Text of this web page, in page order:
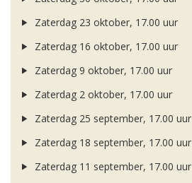
Zaterdag 23 oktober, 17.00 uur
Zaterdag 16 oktober, 17.00 uur
Zaterdag 9 oktober, 17.00 uur
Zaterdag 2 oktober, 17.00 uur
Zaterdag 25 september, 17.00 uur
Zaterdag 18 september, 17.00 uur
Zaterdag 11 september, 17.00 uur